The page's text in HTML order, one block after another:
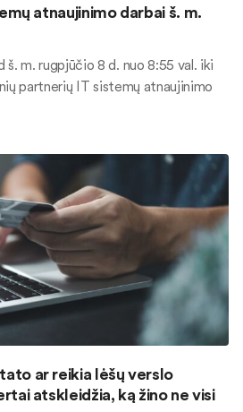
atnaujinimo darbai š. m.
š. m. rugpjūčio 8 d. nuo 8:55 val. iki
partnerių IT sistemų atnaujinimo
ar reikia lėšų verslo
atskleidžia, ką žino ne visi